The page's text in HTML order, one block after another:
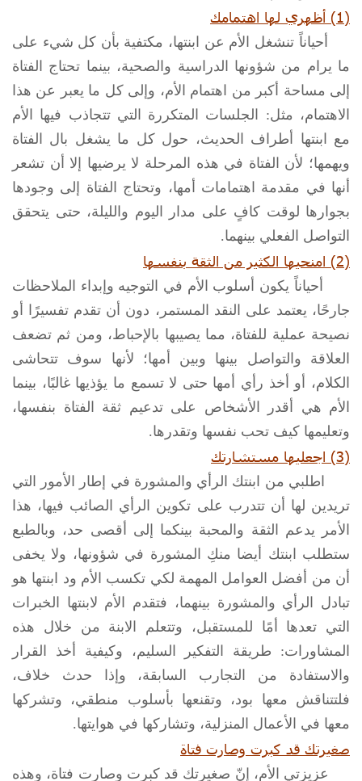
(1) أظهري لها اهتمامك
أحياناً تنشغل الأم عن ابنتها، مكتفية بأن كل شيء على
ما يرام من شؤونها الدراسية والصحية، بينما تحتاج الفتاة
إلى مساحة أكبر من اهتمام الأم، وإلى كل ما يعبر عن هذا
الاهتمام، مثل: الجلسات المتكررة التي تتجاذب فيها الأم
مع ابنتها أطراف الحديث، حول كل ما يشغل بال الفتاة
ويهمها؛ لأن الفتاة في هذه المرحلة لا يرضيها إلا أن تشعر
أنها في مقدمة اهتمامات أمها، وتحتاج الفتاة إلى وجودها
بجوارها لوقت كافٍ على مدار اليوم والليلة، حتى يتحقق
التواصل الفعلي بينهما.
(2) امنحيها الكثير من الثقة بنفسها
أحياناً يكون أسلوب الأم في التوجيه وإبداء الملاحظات
جارحًا، يعتمد على النقد المستمر، دون أن تقدم تفسيرًا أو
نصيحة عملية للفتاة، مما يصيبها بالإحباط، ومن ثم تضعف
العلاقة والتواصل بينها وبين أمها؛ لأنها سوف تتحاشى
الكلام، أو أخذ رأي أمها حتى لا تسمع ما يؤذيها غالبًا، بينما
الأم هي أقدر الأشخاص على تدعيم ثقة الفتاة بنفسها،
وتعليمها كيف تحب نفسها وتقدرها.
(3) اجعليها مستشارتك
اطلبي من ابنتك الرأي والمشورة في إطار الأمور التي
تريدين لها أن تتدرب على تكوين الرأي الصائب فيها، هذا
الأمر يدعم الثقة والمحبة بينكما إلى أقصى حد، وبالطبع
ستطلب ابنتك أيضا منكِ المشورة في شؤونها، ولا يخفى
أن من أفضل العوامل المهمة لكي تكسب الأم ود ابنتها هو
تبادل الرأي والمشورة بينهما، فتقدم الأم لابنتها الخبرات
التي تعدها أمًا للمستقبل، وتتعلم الابنة من خلال هذه
المشاورات: طريقة التفكير السليم، وكيفية أخذ القرار
والاستفادة من التجارب السابقة، وإذا حدث خلاف،
فلتتناقش معها بود، وتقنعها بأسلوب منطقي، وتشركها
معها في الأعمال المنزلية، وتشاركها في هوايتها.
صغيرتك قد كبرت وصارت فتاة
عزيزتي الأم، إنّ صغيرتك قد كبرت وصارت فتاة، وهذه